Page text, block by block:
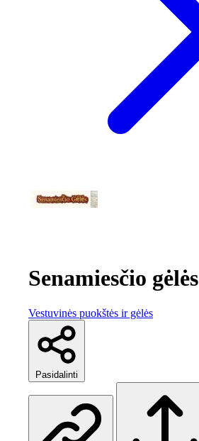
Senamiesčio gėlės
Vestuvinės puokštės ir gėlės
Pasidalinti